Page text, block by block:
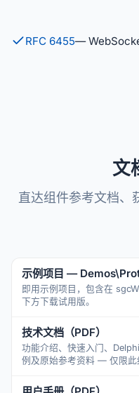
RFC 6455—
文
直达组件参考文档、
示例项目 —
即用示例项目，包含在
下方下载试用版。
技术文档（PDF）
功能介绍、快速入门、
例及原始参考资料 — 仅限此